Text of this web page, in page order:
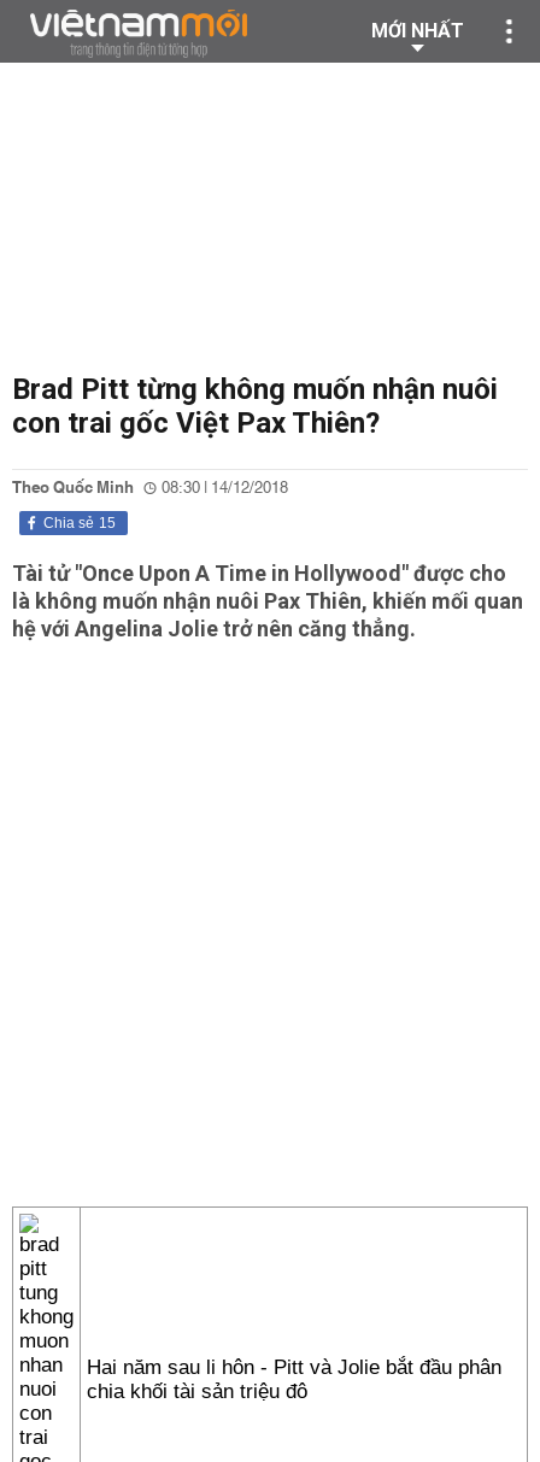
MỚI NHẤT
Brad Pitt từng không muốn nhận nuôi
con trai gốc Việt Pax Thiên?
Theo Quốc Minh 08:30 | 14/12/2018
15
Chia sẻ
Tài tử "Once Upon A Time in Hollywood" được cho
là không muốn nhận nuôi Pax Thiên, khiến mối quan
hệ với Angelina Jolie trở nên căng thẳng.
Hai năm sau li hôn - Pitt và Jolie bắt đầu phân
chia khối tài sản triệu đô